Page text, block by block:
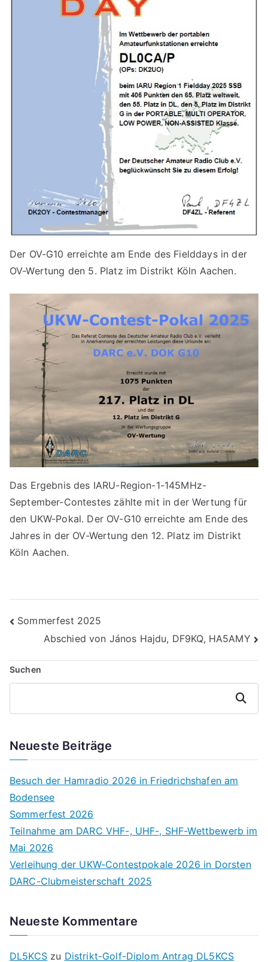
Der OV-G10 erreichte am Ende des Fielddays in der
OV-Wertung den 5. Platz im Distrikt Köln Aachen.
Das Ergebnis des IARU-Region-1-145MHz-
September-Contestes zählte mit in der Wertung für
den UKW-Pokal. Der OV-G10 erreichte am Ende des
Jahres in der OV-Wertung den 12. Platz im Distrikt
Köln Aachen.
Beitragsnavigation
Sommerfest 2025
Abschied von János Hajdu, DF9KQ, HA5AMY
Suchen
Suchen
Neueste Beiträge
Besuch der Hamradio 2026 in Friedrichshafen am
Bodensee
Sommerfest 2026
Teilnahme am DARC VHF-, UHF-, SHF-Wettbewerb im
Mai 2026
Verleihung der UKW-Contestpokale 2026 in Dorsten
DARC-Clubmeisterschaft 2025
Neueste Kommentare
DL5KCSzu Distrikt-Golf-Diplom Antrag DL5KCS